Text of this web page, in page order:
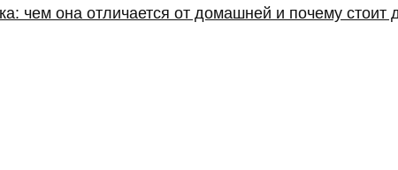
чем она отличается от домашней и почему стоит